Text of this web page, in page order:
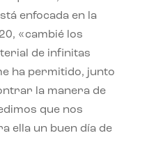
enfocada en la
«cambié los
de infinitas
ha permitido, junto
la manera de
que nos
ella un buen día de